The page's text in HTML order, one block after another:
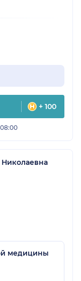
+ 100
Николаевна
медицины